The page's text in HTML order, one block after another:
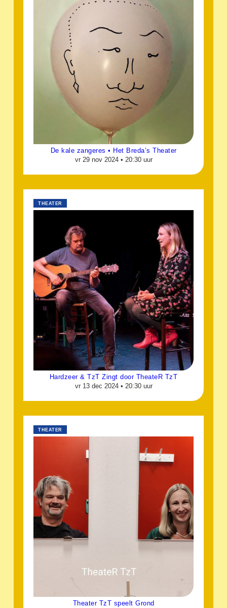
De kale zangeres • Het Breda’s Theater
vr 29 nov 2024 • 20:30 uur
THEATER
Hardzeer & TzT Zingt door TheateR TzT
vr 13 dec 2024 • 20:30 uur
THEATER
Theater TzT speelt Grond